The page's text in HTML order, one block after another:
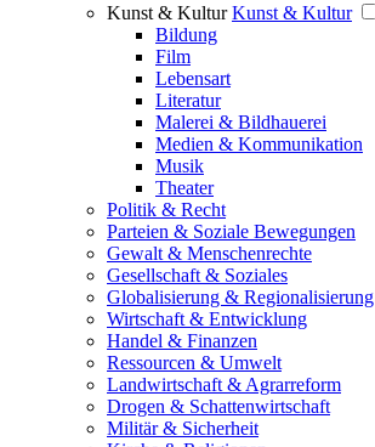
Kunst & Kultur Kunst & Kultur
Bildung
Film
Lebensart
Literatur
Malerei & Bildhauerei
Medien & Kommunikation
Musik
Theater
Politik & Recht
Parteien & Soziale Bewegungen
Gewalt & Menschenrechte
Gesellschaft & Soziales
Globalisierung & Regionalisierung
Wirtschaft & Entwicklung
Handel & Finanzen
Ressourcen & Umwelt
Landwirtschaft & Agrarreform
Drogen & Schattenwirtschaft
Militär & Sicherheit